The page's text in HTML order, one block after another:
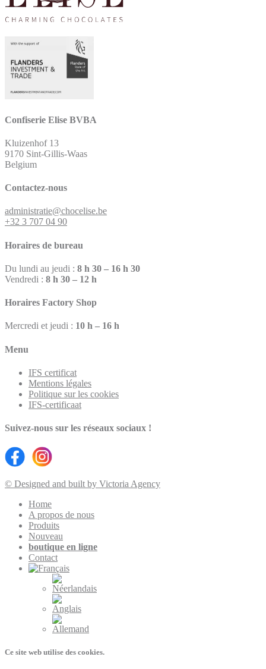
Confiserie Elise BVBA
Kluizenhof 13
9170 Sint-Gillis-Waas
Belgium
Contactez-nous
administratie@chocelise.be
+32 3 707 04 90
Horaires de bureau
Du lundi au jeudi : 8 h 30 – 16 h 30
Vendredi : 8 h 30 – 12 h
Horaires Factory Shop
Mercredi et jeudi : 10 h – 16 h
Menu
IFS certificat
Mentions légales
Politique sur les cookies
IFS-certificaat
Suivez-nous sur les réseaux sociaux !
© Designed and built by Victoria Agency
Home
A propos de nous
Produits
Nouveau
boutique en ligne
Contact
Ce site web utilise des cookies.